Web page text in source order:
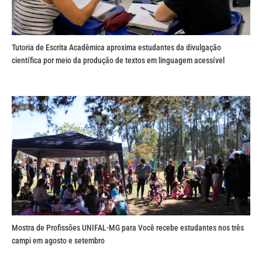
Tutoria de Escrita Acadêmica aproxima estudantes da divulgação
científica por meio da produção de textos em linguagem acessível
Mostra de Profissões UNIFAL-MG para Você recebe estudantes nos três
campi em agosto e setembro